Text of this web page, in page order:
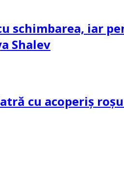
schimbarea, iar
Shalev
cu acoperiș